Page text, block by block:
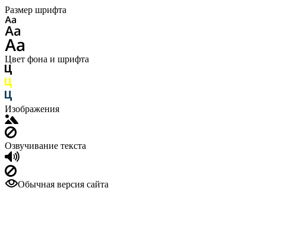
Размер шрифта
Цвет фона и шрифта
Изображения
Озвучивание текста
Обычная версия сайта